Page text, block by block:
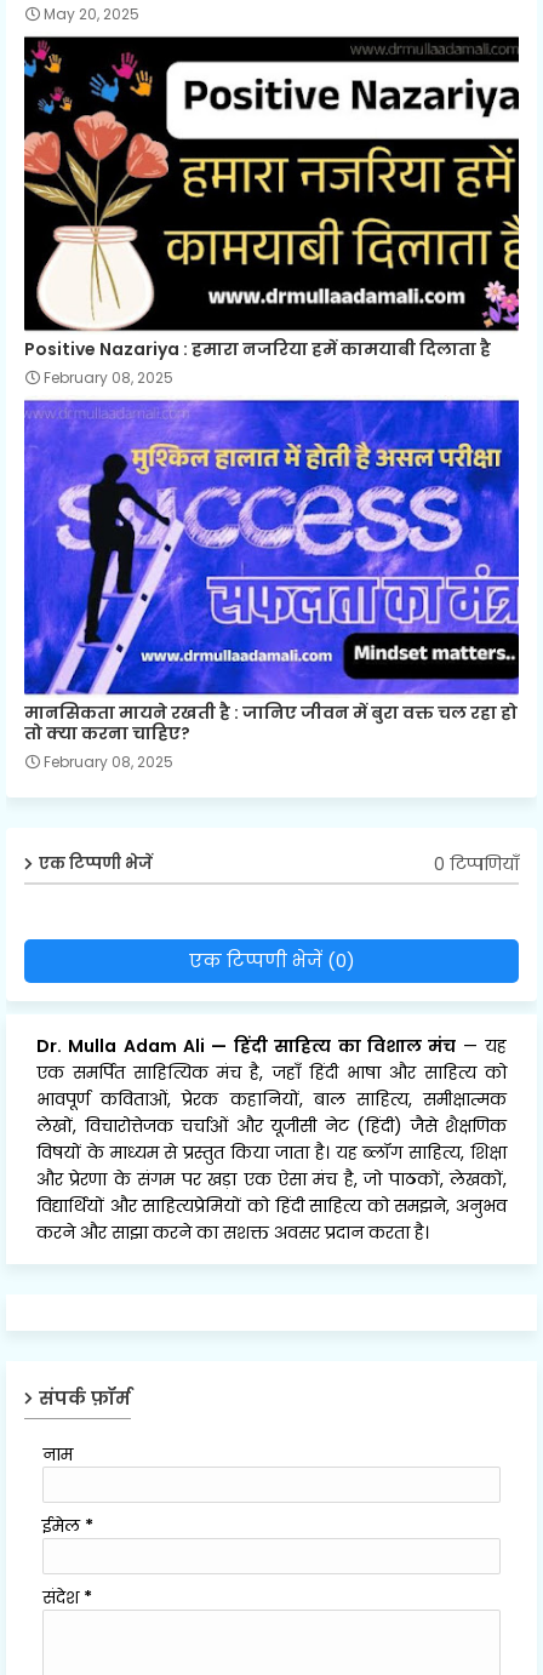
May 20, 2025
Positive Nazariya : हमारा नजरिया हमें कामयाबी दिलाता है
February 08, 2025
मानसिकता मायने रखती है : जानिए जीवन में बुरा वक्त चल रहा हो
तो क्या करना चाहिए?
February 08, 2025
एक टिप्पणी भेजें 0 टिप्पणियाँ
एक टिप्पणी भेजें (0)
Dr. Mulla Adam Ali — हिंदी साहित्य का विशाल मंच — यह
एक समर्पित साहित्यिक मंच है, जहाँ हिंदी भाषा और साहित्य को
भावपूर्ण कविताओं, प्रेरक कहानियों, बाल साहित्य, समीक्षात्मक
लेखों, विचारोत्तेजक चर्चाओं और यूजीसी नेट (हिंदी) जैसे शैक्षणिक
विषयों के माध्यम से प्रस्तुत किया जाता है। यह ब्लॉग साहित्य, शिक्षा
और प्रेरणा के संगम पर खड़ा एक ऐसा मंच है, जो पाठकों, लेखकों,
विद्यार्थियों और साहित्यप्रेमियों को हिंदी साहित्य को समझने, अनुभव
करने और साझा करने का सशक्त अवसर प्रदान करता है।
संपर्क फ़ॉर्म
नाम
ईमेल *
संदेश *